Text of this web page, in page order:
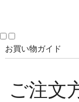
お買い物ガイド
ご注文